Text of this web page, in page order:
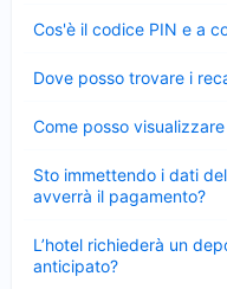
Cos'è il codice PIN e a
chiuso
Dove posso trovare i
chiuso
Come posso
chiuso
Sto immettendo i dati
avverrà il pagamento?
chiuso
L’hotel richiederà un
anticipato?
chiuso